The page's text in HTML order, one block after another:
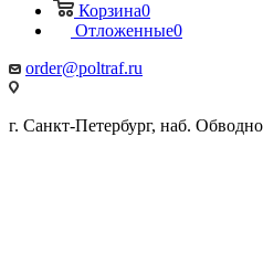
Корзина0
Отложенные0
order@poltraf.ru
г. Санкт-Петербург, наб.